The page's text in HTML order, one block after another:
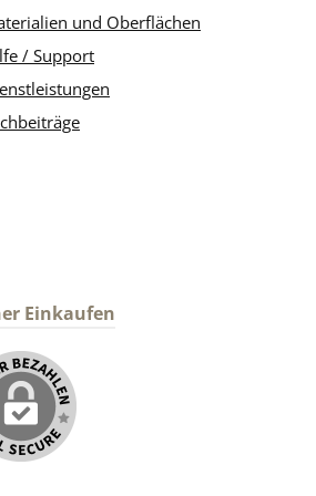
und Oberflächen
/ Support
Post
Einkaufen